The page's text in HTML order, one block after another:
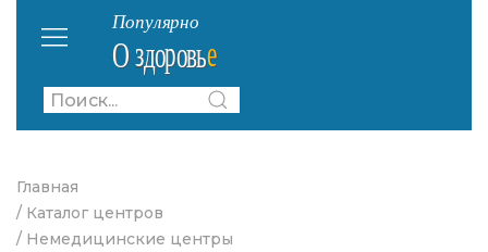
Главная
/ Каталог центров
/ Немедицинские центры